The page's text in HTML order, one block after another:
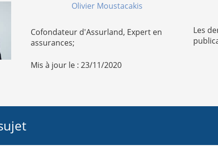
Olivier Moustacakis
Cofondateur d'Assurland, Expert en
assurances;
Mis à jour le : 23/11/2020
Les